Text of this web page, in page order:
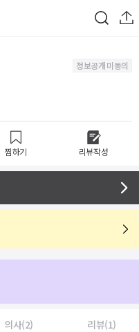
정보공개 미동의
찜하기 리뷰작성
의사(2) 리뷰(1)